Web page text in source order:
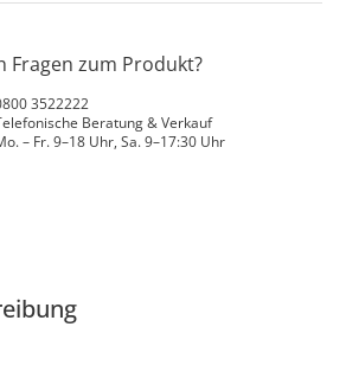
Fragen zum Produkt?
3522222
Beratung & Verkauf
– Fr. 9–18 Uhr, Sa. 9–17:30 Uhr